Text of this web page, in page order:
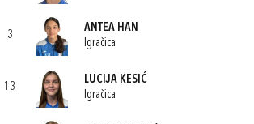
3
ANTEA HAN
Igračica
13
LUCIJA KESIĆ
Igračica